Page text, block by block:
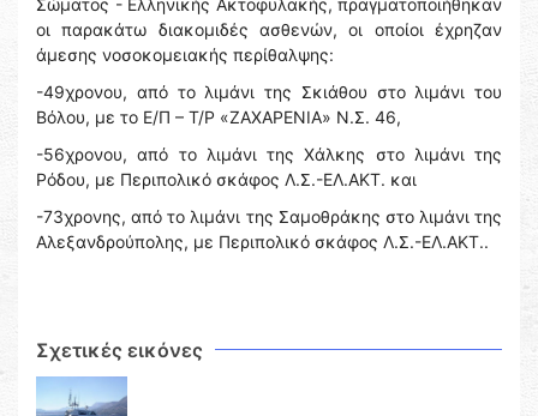
Σώματος - Ελληνικής Ακτοφυλακής, πραγματοποιήθηκαν
οι παρακάτω διακομιδές ασθενών, οι οποίοι έχρηζαν
άμεσης νοσοκομειακής περίθαλψης:
-49χρονου, από το λιμάνι της Σκιάθου στο λιμάνι του
Βόλου, με το Ε/Π – Τ/Ρ «ΖΑΧΑΡΕΝΙΑ» Ν.Σ. 46,
-56χρονου, από το λιμάνι της Χάλκης στο λιμάνι της
Ρόδου, με Περιπολικό σκάφος Λ.Σ.-ΕΛ.ΑΚΤ. και
-73χρονης, από το λιμάνι της Σαμοθράκης στο λιμάνι της
Αλεξανδρούπολης, με Περιπολικό σκάφος Λ.Σ.-ΕΛ.ΑΚΤ..
Σχετικές εικόνες